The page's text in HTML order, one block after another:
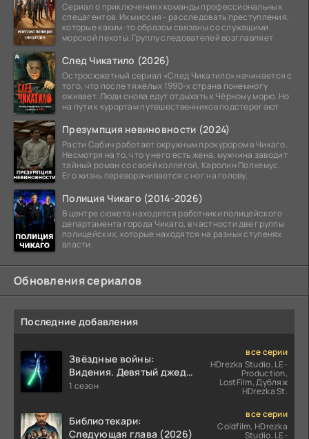
Сериал о приключениях команды профессиональных
спецагентов. Их миссия - расследовать преступления,
которые каким-то образом связаны со служащими
морской пехоты. Группу следователей возглавляет
След Чикатило (2026)
Остросюжетный сериал «След Чикатило» начинается с
того, что после тяжёлых 1990-х страна понемногу
оживает. Люди снова едут отдыхать к Чёрному морю. Но
на пути к курортам путешественников подстерегают
Презумпция невиновности (2024)
Расти Сабич работает окружным прокурором в Чикаго.
Несмотря на то, что у него есть жена, мужчина заводит
тайный роман со своей коллегой, Каролин Полхемус.
Его жизнь переворачивается с ног на голову,
Полиция Чикаго (2014-2026)
В центре сюжета находятся работники полицейского
департамента города Чикаго, в частности две группы
полицейских, которые находятся на разных ступенях
власти.
Обновления сериалов
Последние добавления
Звёздные войны:
Видения. Девятый джедай
(2026)
1 сезон
все серии
HDrezka Studio, LE-
Production,
LostFilm, Дубляж
HDrezka St.
Библиотекари:
Следующая глава (2026)
все серии
Coldfilm, HDrezka
Studio, LE-